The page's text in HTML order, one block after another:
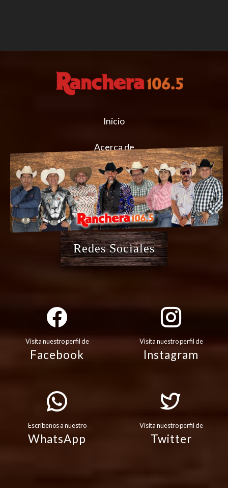
Inicio
Acerca de
Redes Sociales
Visita nuestro perfil de
Facebook
Visita nuestro perfil de
Instagram
Escribenos a nuestro
WhatsApp
Visita nuestro perfil de
Twitter